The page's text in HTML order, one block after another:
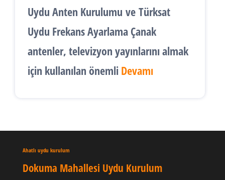
Uydu Anten Kurulumu ve Türksat
Uydu Frekans Ayarlama Çanak
antenler, televizyon yayınlarını almak
için kullanılan önemli Devamı
Ahatlı uydu kurulum
Dokuma Mahallesi Uydu Kurulum